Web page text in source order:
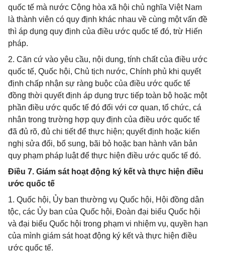
quốc tế mà nước Cộng hòa xã hội chủ nghĩa Việt Nam
là thành viên có quy định khác nhau về cùng một vấn đề
thì áp dụng quy định của điều ước quốc tế đó, trừ Hiến
pháp.
2. Căn cứ vào yêu cầu, nội dung, tính chất của điều ước
quốc tế, Quốc hội, Chủ tịch nước, Chính phủ khi quyết
định chấp nhận sự ràng buộc của điều ước quốc tế
đồng thời quyết định áp dụng trực tiếp toàn bộ hoặc một
phần điều ước quốc tế đó đối với cơ quan, tổ chức, cá
nhân trong trường hợp quy định của điều ước quốc tế
đã đủ rõ, đủ chi tiết để thực hiện; quyết định hoặc kiến
nghị sửa đổi, bổ sung, bãi bỏ hoặc ban hành văn bản
quy phạm pháp luật để thực hiện điều ước quốc tế đó.
Điều 7. Giám sát hoạt động ký kết và thực hiện điều
ước quốc tế
1. Quốc hội, Ủy ban thường vụ Quốc hội, Hội đồng dân
tộc, các Ủy ban của Quốc hội, Đoàn đại biểu Quốc hội
và đại biểu Quốc hội trong phạm vi nhiệm vụ, quyền hạn
của mình giám sát hoạt động ký kết và thực hiện điều
ước quốc tế.